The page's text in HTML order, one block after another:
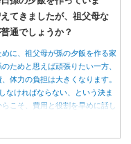
てきましたが、祖父母な
通でしょうか？
に、祖父母が孫の夕飯を作る家
ためと思えば頑張りたい一方、
体力の負担は大きくなります。
なければならない、という決ま
こそ、費用と役割を早めに話し